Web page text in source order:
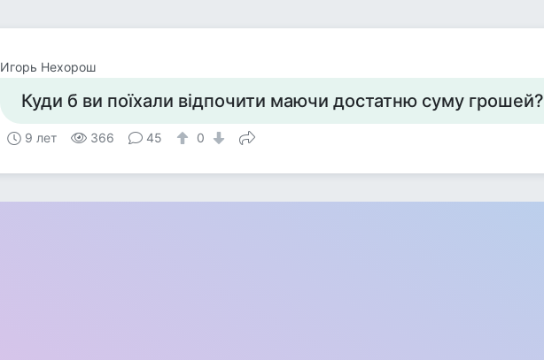
Игорь Нехорош
Куди б ви поїхали відпочити маючи достатню суму грошей?
9 лет 366 45 0